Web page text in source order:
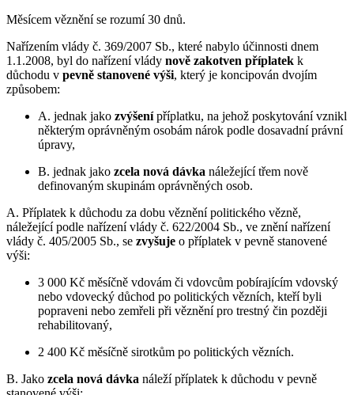
Měsícem věznění se rozumí 30 dnů.
Nařízením vlády č. 369/2007 Sb., které nabylo účinnosti dnem
1.1.2008, byl do nařízení vlády nově zakotven příplatek k
důchodu v pevně stanovené výši, který je koncipován dvojím
způsobem:
A. jednak jako zvýšenípříplatku, na jehož poskytování vznikl
některým oprávněným osobám nárok podle dosavadní právní
úpravy,
B. jednak jako zcela nová dávka náležející třem nově
definovaným skupinám oprávněných osob.
A. Příplatek k důchodu za dobu věznění politického vězně,
náležející podle nařízení vlády č. 622/2004 Sb., ve znění nařízení
vlády č. 405/2005 Sb., se zvyšuje o příplatek v pevně stanovené
výši:
3 000 Kč měsíčně vdovám či vdovcům pobírajícím vdovský
nebo vdovecký důchod po politických vězních, kteří byli
popraveni nebo zemřeli při věznění pro trestný čin později
rehabilitovaný,
2 400 Kč měsíčně sirotkům po politických vězních.
B. Jako zcela nová dávka náleží příplatek k důchodu v pevně